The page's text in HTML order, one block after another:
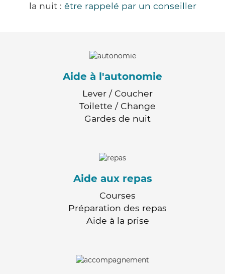
la nuit : être rappelé par un conseiller
Aide à l'autonomie
Lever / Coucher
Toilette / Change
Gardes de nuit
Aide aux repas
Courses
Préparation des repas
Aide à la prise